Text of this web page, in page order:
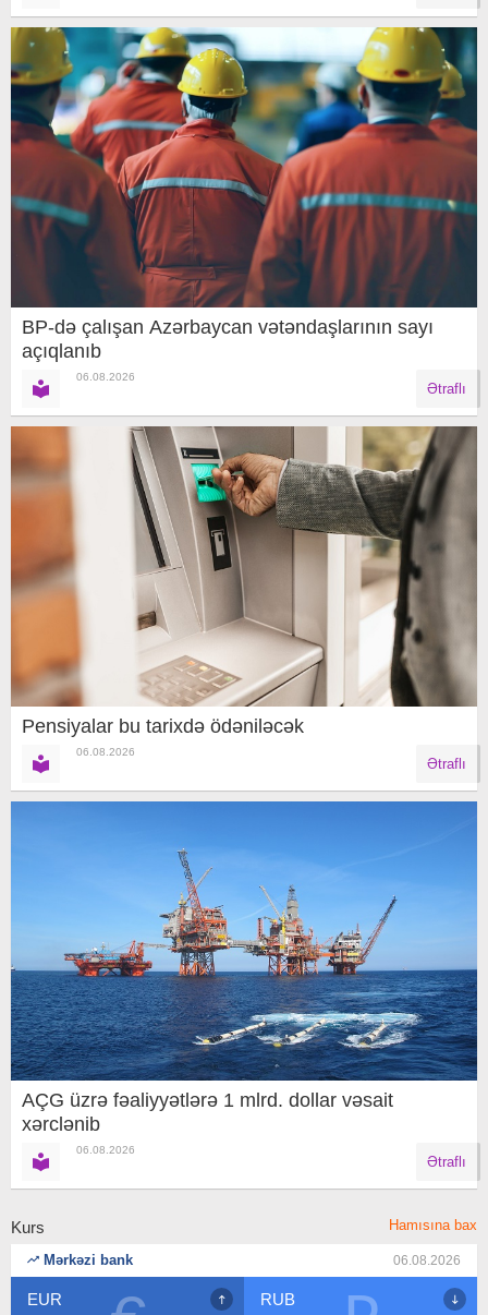
BP-də çalışan Azərbaycan vətəndaşlarının sayı
açıqlanıb
06.08.2026
Ətraflı
Pensiyalar bu tarixdə ödəniləcək
06.08.2026
Ətraflı
AÇG üzrə fəaliyyətlərə 1 mlrd. dollar vəsait
xərclənib
06.08.2026
Ətraflı
Kurs Hamısına bax
Mərkəzi bank 06.08.2026
RUB USD